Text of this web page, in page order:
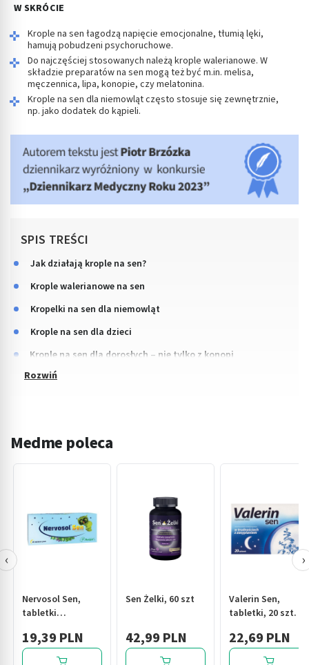
W SKRÓCIE
Krople na sen łagodzą napięcie emocjonalne, tłumią lęki,
hamują pobudzeni psychoruchowe.
Do najczęściej stosowanych należą krople walerianowe. W
składzie preparatów na sen mogą też być m.in. melisa,
męczennica, lipa, konopie, czy melatonina.
Krople na sen dla niemowląt często stosuje się zewnętrznie,
np. jako dodatek do kąpieli.
SPIS TREŚCI
Jak działają krople na sen?
Krople walerianowe na sen
Kropelki na sen dla niemowląt
Krople na sen dla dzieci
Krople na sen dla dorosłych – nie tylko z konopi
Medme poleca
Nervosol Sen,
tabletki
19,39 PLN
Sen Żelki, 60 szt
42,99 PLN
Valerin Sen,
tabletki, 20 szt.
22,69 PLN
‹ ›